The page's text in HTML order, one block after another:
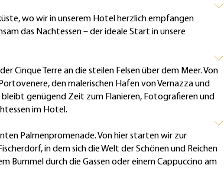
wo wir in unserem Hotel herzlich empfangen
das Nachtessen – der ideale Start in unsere
Cinque Terre an die steilen Felsen über dem Meer. Von
den malerischen Hafen von Vernazza und
genügend Zeit zum Flanieren, Fotografieren und
im Hotel.
Palmenpromenade. Von hier starten wir zur
in dem sich die Welt der Schönen und Reichen
Bummel durch die Gassen oder einem Cappuccino am